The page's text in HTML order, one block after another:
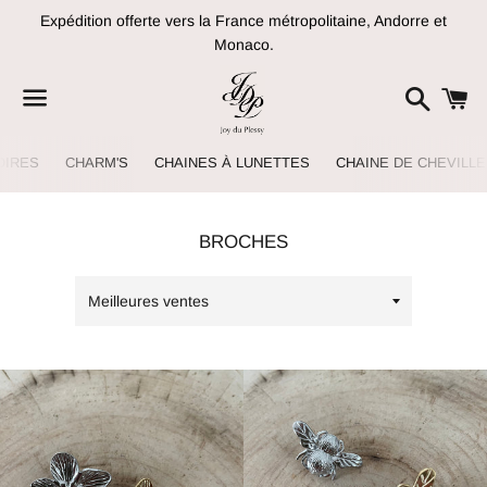
Expédition offerte vers la France métropolitaine, Andorre et
Monaco.
NAVIGATION SUR LE SITE
CHARM'S CHAINES À LUNETTES CHAINE DE CHEVILLE
COLLECTION:
BROCHES
par